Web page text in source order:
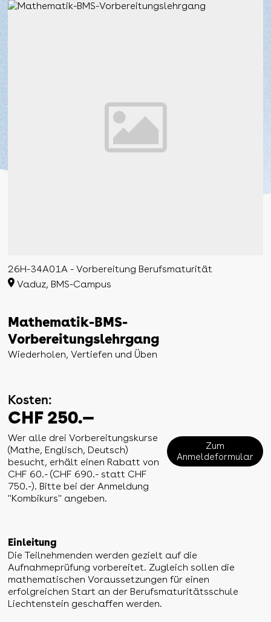
26H-34A01A - Vorbereitung Berufsmaturität
Vaduz, BMS-Campus
Mathematik-BMS-
Vorbereitungslehrgang
Wiederholen, Vertiefen und Üben
Kosten:
CHF 250.—
Wer alle drei Vorbereitungskurse
(Mathe, Englisch, Deutsch)
besucht, erhält einen Rabatt von
CHF 60.- (CHF 690.- statt CHF
750.-). Bitte bei der Anmeldung
"Kombikurs" angeben.
Zum
Anmeldeformular
Einleitung
Die Teilnehmenden werden gezielt auf die
Aufnahmeprüfung vorbereitet. Zugleich sollen die
mathematischen Voraussetzungen für einen
erfolgreichen Start an der Berufsmaturitätsschule
Liechtenstein geschaffen werden.